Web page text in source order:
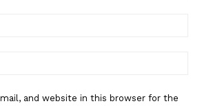
and website in this browser for the